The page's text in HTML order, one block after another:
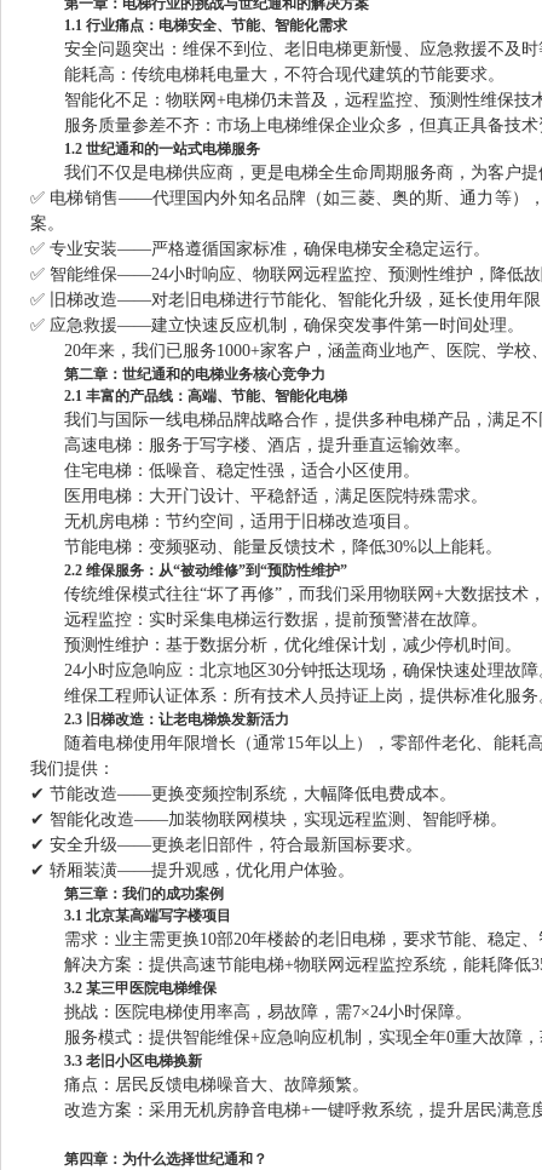
第一章：电梯行业的挑战与世纪通和的解决方案
1.1 行业痛点：电梯安全、节能、智能化需求
安全问题突出：维保不到位、老旧电梯更新慢、应急救援不及
能耗高：传统电梯耗电量大，不符合现代建筑的节能要求。
智能化不足：物联网+电梯仍未普及，远程监控、预测性维保技
服务质量参差不齐：市场上电梯维保企业众多，但真正具备技
1.2 世纪通和的一站式电梯服务
我们不仅是电梯供应商，更是电梯全生命周期服务商，为客户提
✅ 电梯销售——代理国内外知名品牌（如三菱、奥的斯、通力等）
案。
✅ 专业安装——严格遵循国家标准，确保电梯安全稳定运行。
✅ 智能维保——24小时响应、物联网远程监控、预测性维护，降低
✅ 旧梯改造——对老旧电梯进行节能化、智能化升级，延长使用年
✅ 应急救援——建立快速反应机制，确保突发事件第一时间处理。
20年来，我们已服务1000+家客户，涵盖商业地产、医院、学校
第二章：世纪通和的电梯业务核心竞争力
2.1 丰富的产品线：高端、节能、智能化电梯
我们与国际一线电梯品牌战略合作，提供多种电梯产品，满足
高速电梯：服务于写字楼、酒店，提升垂直运输效率。
住宅电梯：低噪音、稳定性强，适合小区使用。
医用电梯：大开门设计、平稳舒适，满足医院特殊需求。
无机房电梯：节约空间，适用于旧梯改造项目。
节能电梯：变频驱动、能量反馈技术，降低30%以上能耗。
2.2 维保服务：从“被动维修”到“预防性维护”
传统维保模式往往“坏了再修”，而我们采用物联网+大数据技术
远程监控：实时采集电梯运行数据，提前预警潜在故障。
预测性维护：基于数据分析，优化维保计划，减少停机时间。
24小时应急响应：北京地区30分钟抵达现场，确保快速处理故障
维保工程师认证体系：所有技术人员持证上岗，提供标准化服务
2.3 旧梯改造：让老电梯焕发新活力
随着电梯使用年限增长（通常15年以上），零部件老化、能耗
我们提供：
✔ 节能改造——更换变频控制系统，大幅降低电费成本。
✔ 智能化改造——加装物联网模块，实现远程监测、智能呼梯。
✔ 安全升级——更换老旧部件，符合最新国标要求。
✔ 轿厢装潢——提升观感，优化用户体验。
第三章：我们的成功案例
3.1 北京某高端写字楼项目
需求：业主需更换10部20年楼龄的老旧电梯，要求节能、稳定
解决方案：提供高速节能电梯+物联网远程监控系统，能耗降低
3.2 某三甲医院电梯维保
挑战：医院电梯使用率高，易故障，需7×24小时保障。
服务模式：提供智能维保+应急响应机制，实现全年0重大故障
3.3 老旧小区电梯换新
痛点：居民反馈电梯噪音大、故障频繁。
改造方案：采用无机房静音电梯+一键呼救系统，提升居民满意
第四章：为什么选择世纪通和？